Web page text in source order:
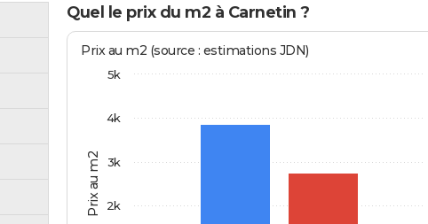
Quel le prix du m2 à Carnetin ?
Prix au m2
Prix au m2 (source : estimations JDN)
2k
3k
4k
5k